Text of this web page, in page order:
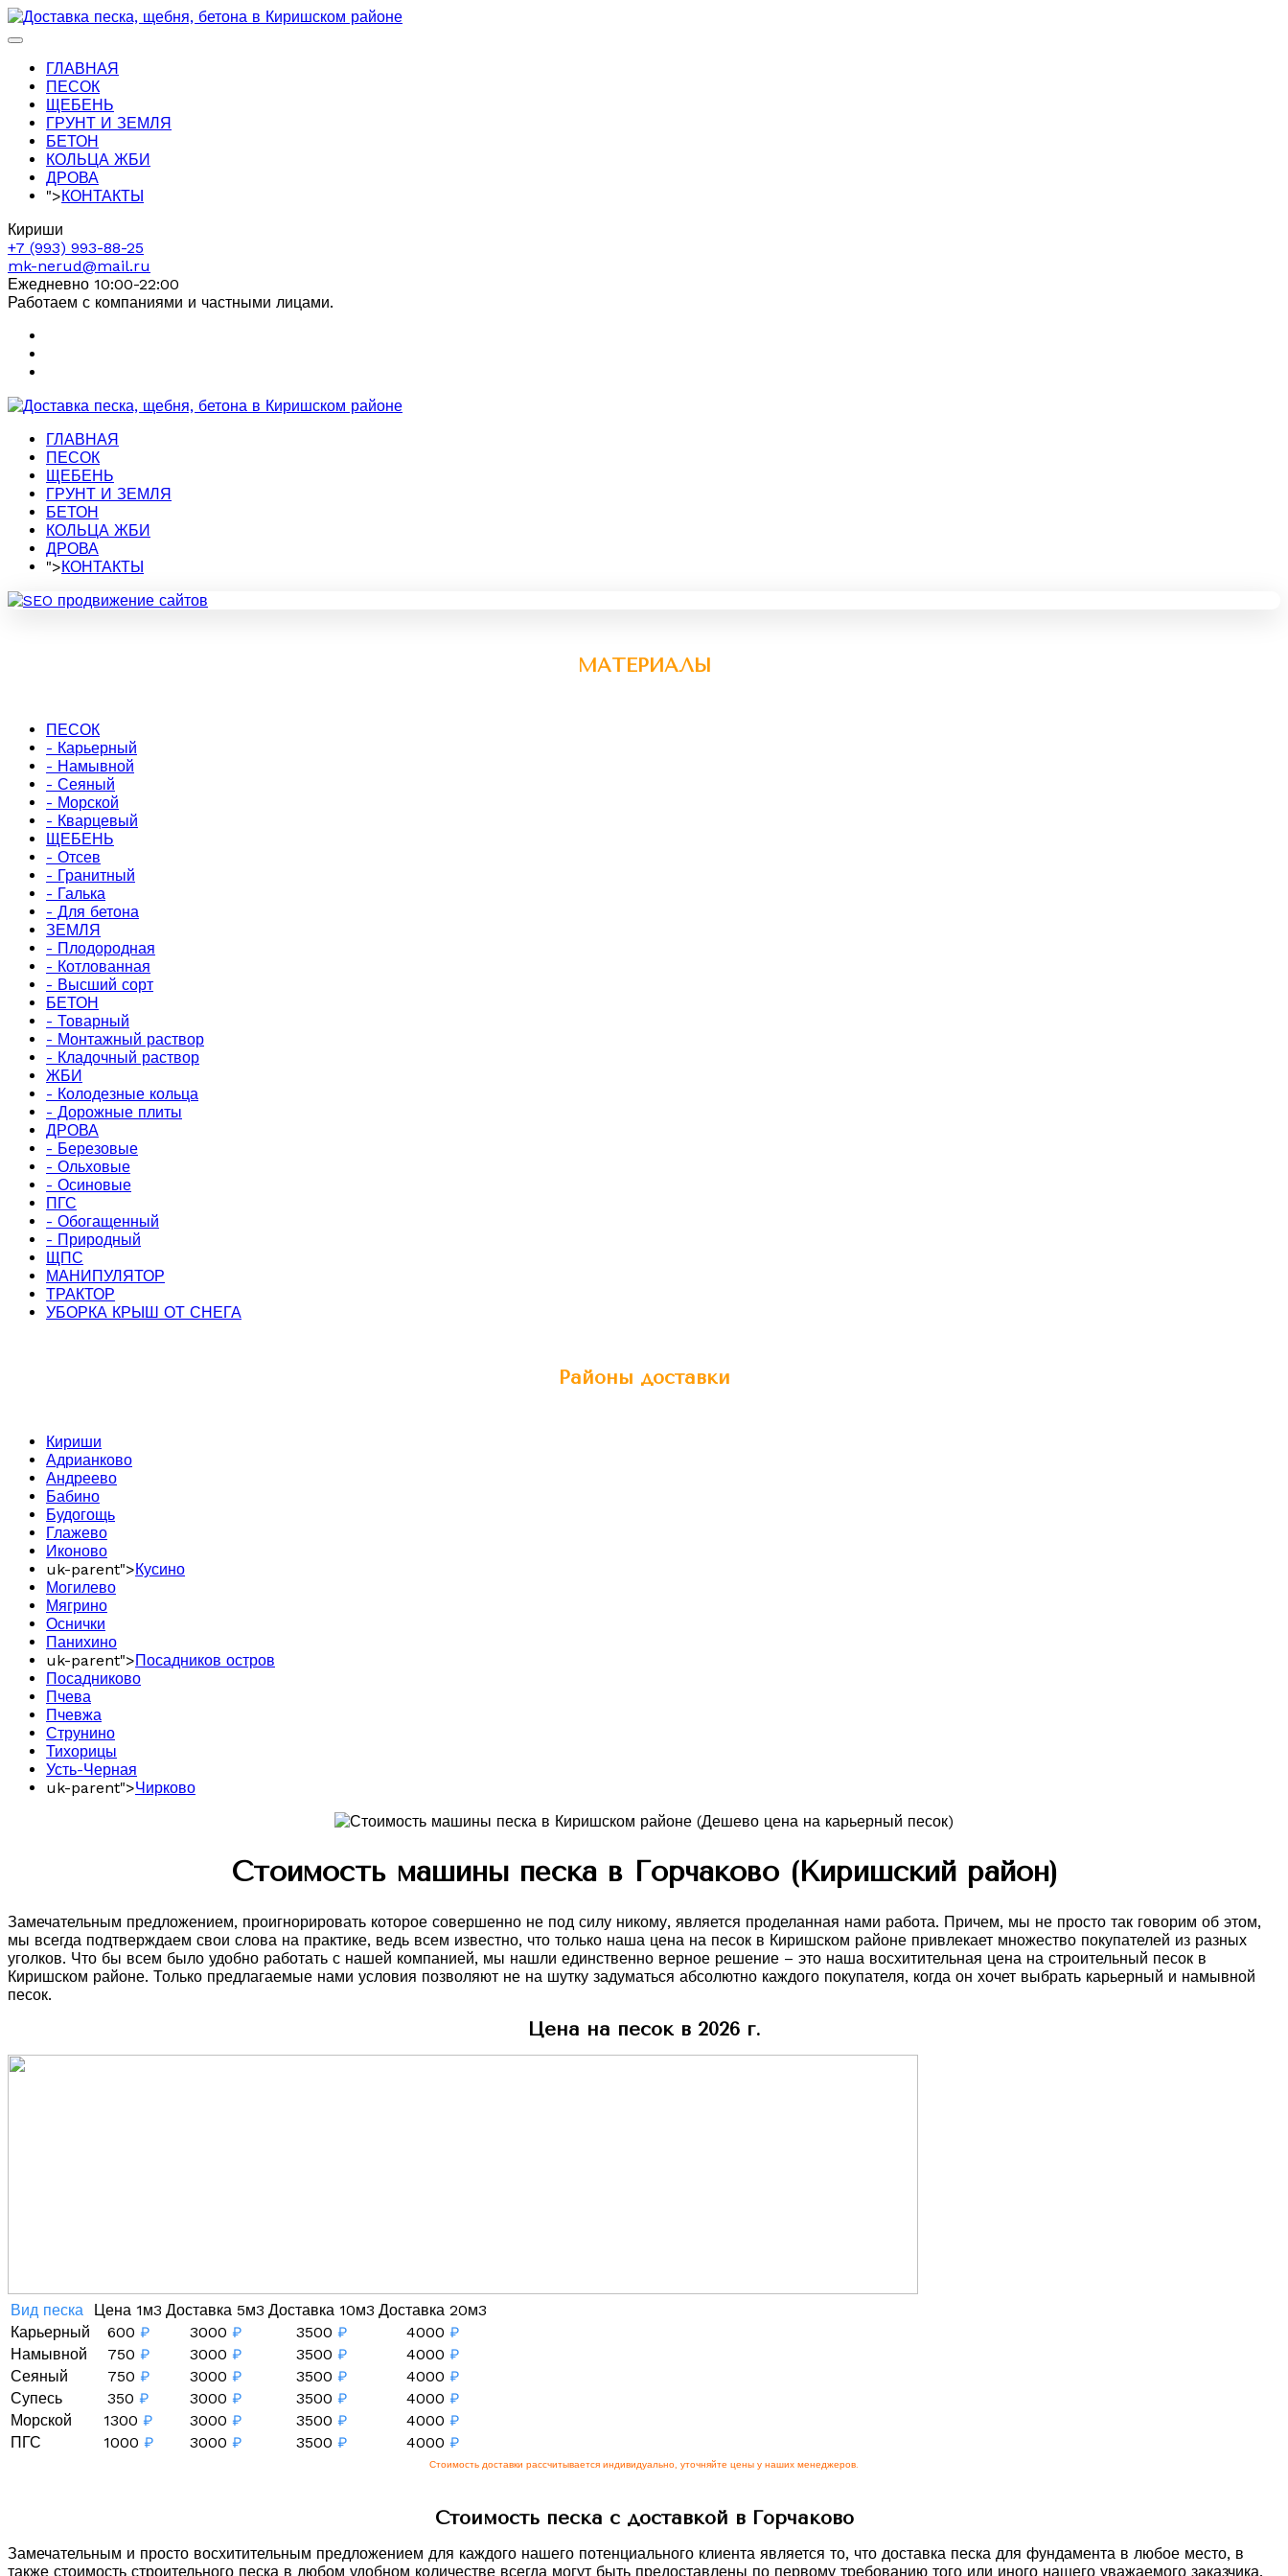
ГЛАВНАЯ
ПЕСОК
ЩЕБЕНЬ
ГРУНТ И ЗЕМЛЯ
БЕТОН
КОЛЬЦА ЖБИ
ДРОВА
">КОНТАКТЫ
Кириши
+7 (993) 993-88-25
mk-nerud@mail.ru
Ежедневно 10:00-22:00
Работаем с компаниями и частными лицами.
ГЛАВНАЯ
ПЕСОК
ЩЕБЕНЬ
ГРУНТ И ЗЕМЛЯ
БЕТОН
КОЛЬЦА ЖБИ
ДРОВА
">КОНТАКТЫ
МАТЕРИАЛЫ
ПЕСОК
- Карьерный
- Намывной
- Сеяный
- Морской
- Кварцевый
ЩЕБЕНЬ
- Отсев
- Гранитный
- Галька
- Для бетона
ЗЕМЛЯ
- Плодородная
- Котлованная
- Высший сорт
БЕТОН
- Товарный
- Монтажный раствор
- Кладочный раствор
ЖБИ
- Колодезные кольца
- Дорожные плиты
ДРОВА
- Березовые
- Ольховые
- Осиновые
ПГС
- Обогащенный
- Природный
ЩПС
МАНИПУЛЯТОР
ТРАКТОР
УБОРКА КРЫШ ОТ СНЕГА
Районы доставки
Кириши
Адрианково
Андреево
Бабино
Будогощь
Глажево
Иконово
uk-parent">Кусино
Могилево
Мягрино
Оснички
Панихино
uk-parent">Посадников остров
Посадниково
Пчева
Пчевжа
Струнино
Тихорицы
Усть-Черная
uk-parent">Чирково
Стоимость машины песка в Горчаково (Киришский район)
Замечательным предложением, проигнорировать которое совершенно не под силу никому, является проделанная нами работа. Причем, мы не просто так говорим об этом,
мы всегда подтверждаем свои слова на практике, ведь всем известно, что только наша цена на песок в Киришском районе привлекает множество покупателей из разных
уголков. Что бы всем было удобно работать с нашей компанией, мы нашли единственно верное решение – это наша восхитительная цена на строительный песок в
Киришском районе. Только предлагаемые нами условия позволяют не на шутку задуматься абсолютно каждого покупателя, когда он хочет выбрать карьерный и намывной
песок.
Цена на песок в 2026 г.
Вид песка Цена 1м3 Доставка 5м3 Доставка 10м3 Доставка 20м3
Карьерный
600 ₽ 3000 ₽ 3500 ₽ 4000 ₽
Намывной
750 ₽ 3000 ₽ 3500 ₽ 4000 ₽
Сеяный
750 ₽ 3000 ₽ 3500 ₽ 4000 ₽
Супесь
350 ₽ 3000 ₽ 3500 ₽ 4000 ₽
Морской
1300 ₽ 3000 ₽ 3500 ₽ 4000 ₽
ПГС
1000 ₽ 3000 ₽ 3500 ₽ 4000 ₽
Стоимость доставки рассчитывается индивидуально, уточняйте цены у наших менеджеров.
Стоимость песка с доставкой в Горчаково
Замечательным и просто восхитительным предложением для каждого нашего потенциального клиента является то, что доставка песка для фундамента в любое место, в
также стоимость строительного песка в любом удобном количестве всегда могут быть предоставлены по первому требованию того или иного нашего уважаемого заказчика.